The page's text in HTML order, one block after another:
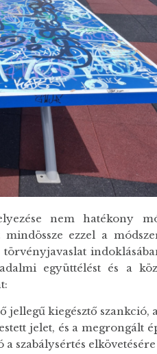
nem hatékony
ezzel a
együttélést és a
jellegű kiegésztő szankció,
jelet, és a megrongált
szabálysértés elkövetésére